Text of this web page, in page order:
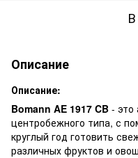
Описание
Описание:
Bomann AE 1917 CB - это
центробежного типа, с
круглый год готовить
различных фруктов и